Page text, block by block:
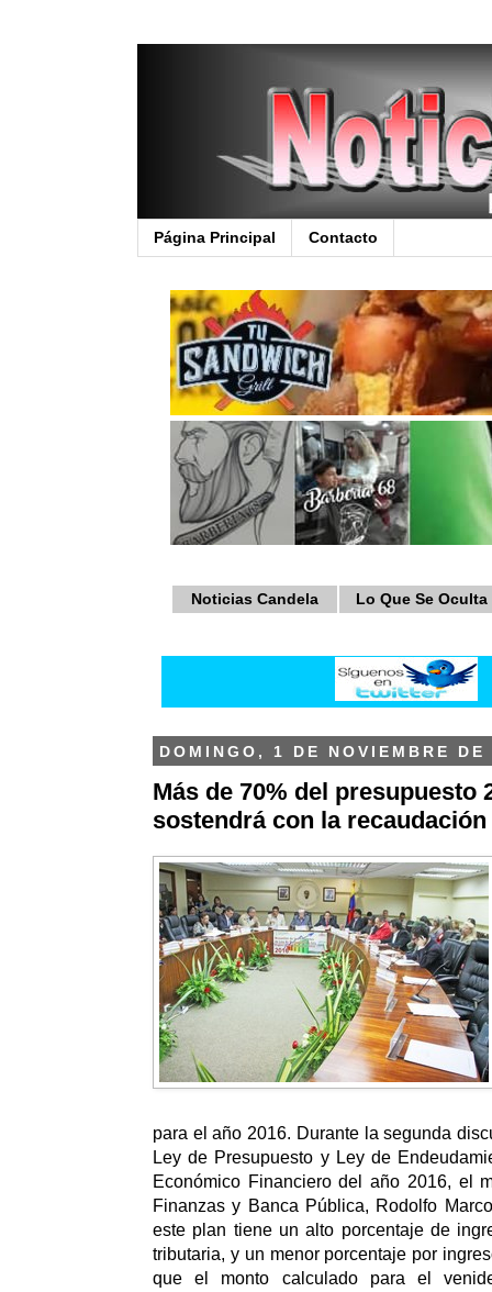
Página Principal Contacto
Noticias Candela Lo Que Se Oculta
DOMINGO, 1 DE NOVIEMBRE
Más de 70% del presupuesto
sostendrá con la
para el año 2016. Durante la segunda
Ley de Presupuesto y Ley de
Económico Financiero del año 2016, el
Finanzas y Banca Pública, Rodolfo
este plan tiene un alto porcentaje de
tributaria, y un menor porcentaje por
que el monto calculado para el